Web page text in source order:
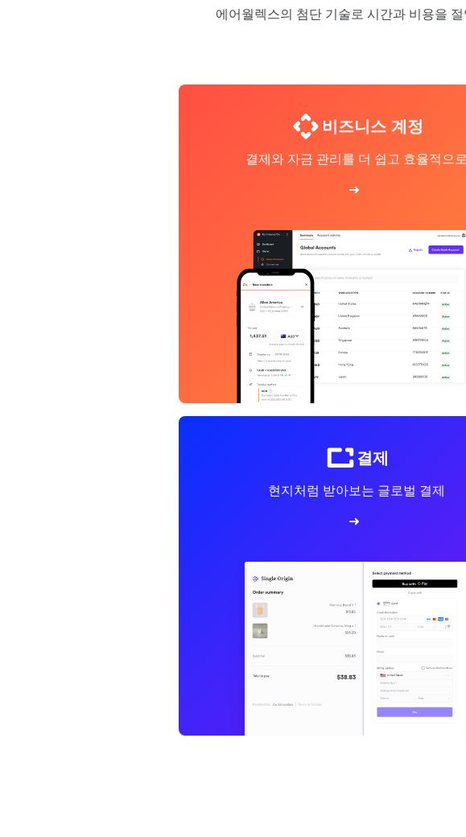
에어월렉스의 첨단 기술로 시간과 비용을
비즈니스 계정
결제와 자금 관리를 더 쉽고 효율적으로
결제
현지처럼 받아보는 글로벌 결제